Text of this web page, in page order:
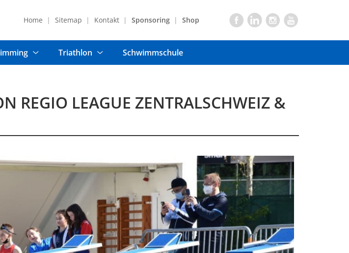
Home Sitemap Kontakt Sponsoring Shop
Triathlon Schwimmschule
REGIO LEAGUE ZENTRALSCHWEIZ &